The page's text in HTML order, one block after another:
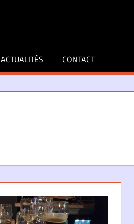
ACTUALITÉS CONTACT